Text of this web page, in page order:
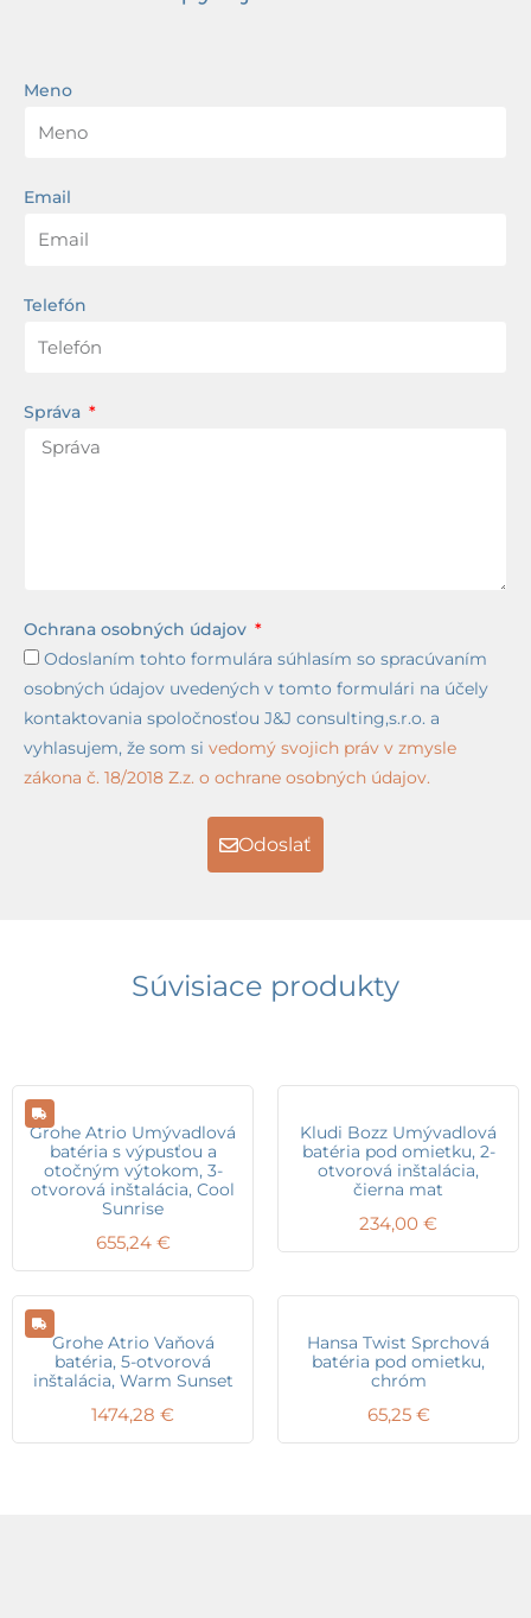
Meno
Email
Telefón
Správa
Ochrana osobných údajov
Odoslaním tohto formulára súhlasím so spracúvaním
osobných údajov uvedených v tomto formulári na účely
kontaktovania spoločnosťou J&J consulting,s.r.o. a
vyhlasujem, že som si vedomý svojich práv v zmysle
zákona č. 18/2018 Z.z. o ochrane osobných údajov.
Odoslať
Súvisiace produkty
Grohe Atrio Umývadlová
batéria s výpusťou a
otočným výtokom, 3-
otvorová inštalácia, Cool
Sunrise
655,24 €
Kludi Bozz Umývadlová
batéria pod omietku, 2-
otvorová inštalácia,
čierna mat
234,00 €
Grohe Atrio Vaňová
batéria, 5-otvorová
inštalácia, Warm Sunset
1474,28 €
Hansa Twist Sprchová
batéria pod omietku,
chróm
65,25 €